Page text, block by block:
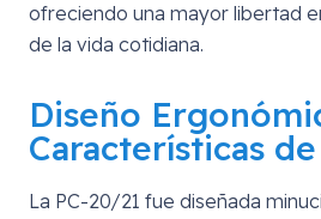
ofreciendo una mayor libertad
de la vida cotidiana.
Diseño
Características
La PC-20/21 fue diseñada